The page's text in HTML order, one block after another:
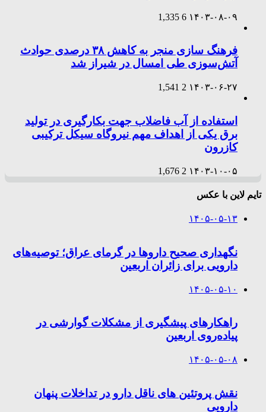
۱۴۰۳-۰۸-۰۹ 6
1,335
فرهنگ سازی منجر به کاهش ۳۸ درصدی حوادث
آتش‌سوزی طی امسال در شیراز شد
۱۴۰۳-۰۶-۲۷ 2
1,541
استفاده از آب فاضلاب جهت بکارگیری در تولید
برق یکی از اهداف مهم نیروگاه سیکل ترکیبی
کازرون
۱۴۰۳-۱۰-۰۵ 2
1,676
تایم لاین با عکس
۱۴۰۵-۰۵-۱۳
نگهداری صحیح داروها در گرمای عراق؛ توصیه‌های
دارویی برای زائران اربعین
۱۴۰۵-۰۵-۱۰
راهکارهای پیشگیری از مشکلات گوارشی در
پیاده‌روی اربعین
۱۴۰۵-۰۵-۰۸
نقش پروتئین های ناقل دارو در تداخلات پنهان
دارویی